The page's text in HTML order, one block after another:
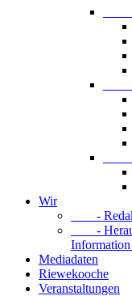
-
-
-
Wir
-
-
Mediadaten
Riewekooche
Veranstaltungen